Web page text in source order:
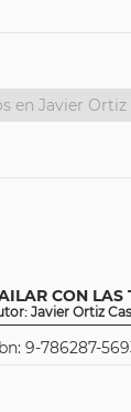
CON LAS
Javier Ortiz
9-786287-